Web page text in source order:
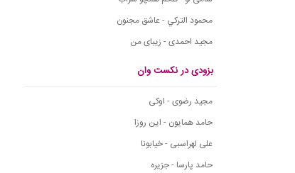
محمود التركي - عاشق مجنون
مجید احمدی - زیبای من
بزودی در نکست وان
مجید رضوی - اوکی
حامد همایون - این روزا
علی لهراسبی - خیابونا
حامد پارسا - جزیره